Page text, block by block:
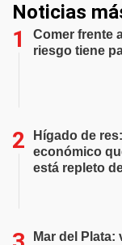
Noticias
Comer frente
riesgo tiene
Hígado de
económico
está repleto
Mar del